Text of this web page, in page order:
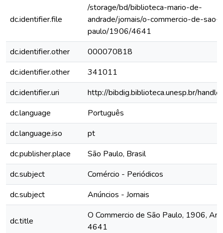
dc.identifier.file
/storage/bd/biblioteca-mario-de-
andrade/jornais/o-commercio-de-sao-
paulo/1906/4641
dc.identifier.other
000070818
dc.identifier.other
341011
dc.identifier.uri
http://bibdig.biblioteca.unesp.br/
dc.language
Português
dc.language.iso
pt
dc.publisher.place
São Paulo, Brasil
dc.subject
Comércio - Periódicos
dc.subject
Anúncios - Jornais
dc.title
O Commercio de São Paulo, 1906,
4641